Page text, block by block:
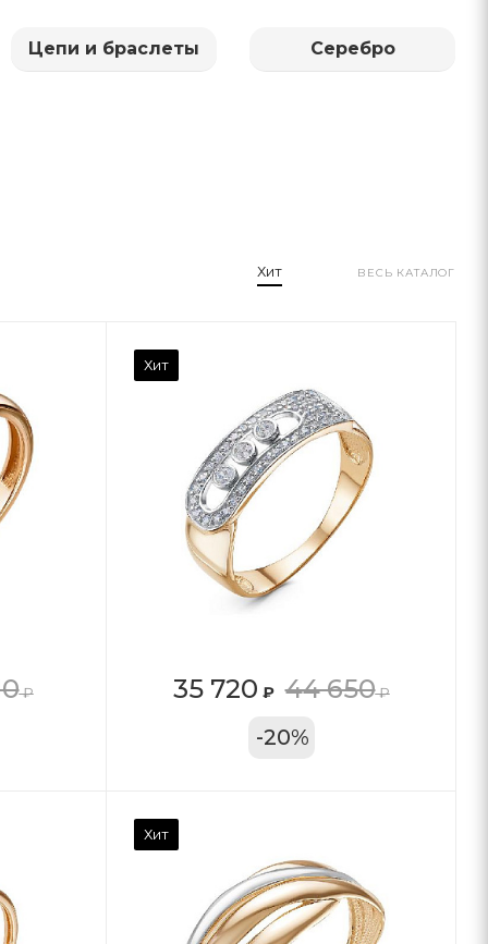
Цепи и браслеты Серебро
Хит ВЕСЬ КАТАЛОГ
₽
Хит
35 720 ₽ 44 650₽
-20%
Хит